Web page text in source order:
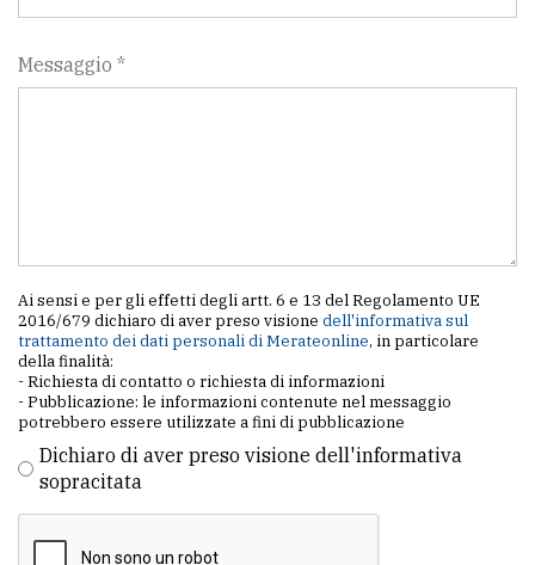
Messaggio *
Ai sensi e per gli effetti degli artt. 6 e 13 del Regolamento UE
2016/679 dichiaro di aver preso visione dell'informativa sul
trattamento dei dati personali di Merateonline, in particolare
della finalità:
- Richiesta di contatto o richiesta di informazioni
- Pubblicazione: le informazioni contenute nel messaggio
potrebbero essere utilizzate a fini di pubblicazione
Dichiaro di aver preso visione dell'informativa
sopracitata